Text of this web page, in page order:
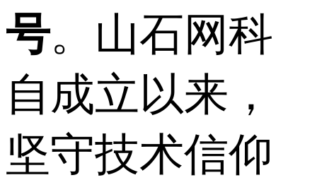
号。山石网科
自成立以来，
坚守技术信仰